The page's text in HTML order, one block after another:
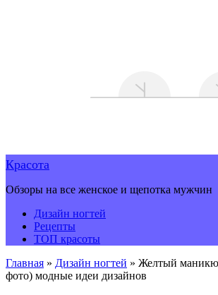
Красота
Обзоры на все женское и щепотка мужчин
Дизайн ногтей
Рецепты
ТОП красоты
Главная » Дизайн ногтей » Желтый
фото) модные идеи дизайнов